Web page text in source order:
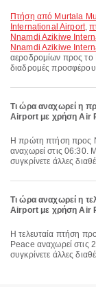
πτήση από Murtala Muhammed International Airport προς Nnamdi Azikiwe
International Airport,
Nnamdi Azikiwe
Nnamdi Azikiwe
αεροδρομίων προς
διαδρομές
Τι ώρα αναχωρεί η
Airport με χρήση Air
Η πρώτη πτήση προς Nnamdi Azikiwe International Airport με την Air Peace
αναχωρεί στις 06:30.
συγκρίνετε άλλες
Τι ώρα αναχωρεί η
Airport με χρήση Air
Η τελευταία πτήση προς Nnamdi Azikiwe International Airport με την Air
Peace αναχωρεί στις
συγκρίνετε άλλες